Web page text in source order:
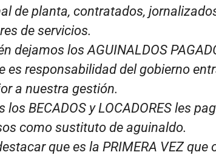
de planta, contratados,
de servicios.
dejamos los AGUINALDOS
es responsabilidad del gobierno
a nuestra gestión.
los BECADOS y LOCADORES les
como sustituto de aguinaldo.
que es la PRIMERA VEZ